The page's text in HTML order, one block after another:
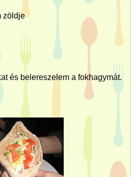
zöldje
és belereszelem a fokhagymát.